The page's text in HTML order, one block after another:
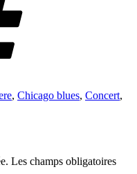
, Chicago blues, Concert,
Les champs obligatoires